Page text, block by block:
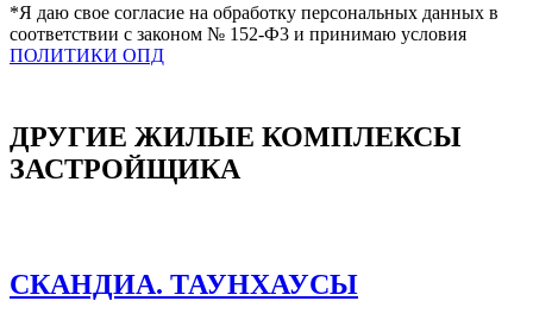
*Я даю свое согласие на обработку персональных данных в
соответствии с законом № 152-Ф3 и принимаю условия
ПОЛИТИКИ ОПД
ДРУГИЕ ЖИЛЫЕ КОМПЛЕКСЫ
ЗАСТРОЙЩИКА
СКАНДИА. ТАУНХАУСЫ